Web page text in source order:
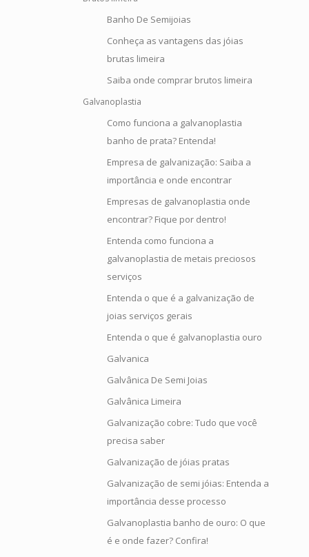
Banho De Semijoias
Conheça as vantagens das jóias
brutas limeira
Saiba onde comprar brutos limeira
Galvanoplastia
Como funciona a galvanoplastia
banho de prata? Entenda!
Empresa de galvanização: Saiba a
importância e onde encontrar
Empresas de galvanoplastia onde
encontrar? Fique por dentro!
Entenda como funciona a
galvanoplastia de metais preciosos
serviços
Entenda o que é a galvanização de
joias serviços gerais
Entenda o que é galvanoplastia ouro
Galvanica
Galvânica De Semi Joias
Galvânica Limeira
Galvanização cobre: Tudo que você
precisa saber
Galvanização de jóias pratas
Galvanização de semi jóias: Entenda a
importância desse processo
Galvanoplastia banho de ouro: O que
é e onde fazer? Confira!